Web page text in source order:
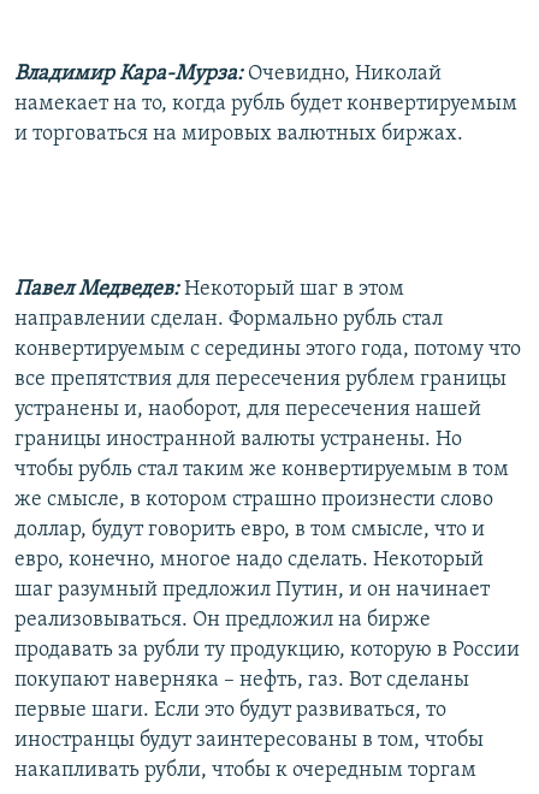
Владимир Кара-Мурза: Очевидно, Николай
намекает на то, когда рубль будет конвертируемым
и торговаться на мировых валютных биржах.
Павел Медведев:Некоторый шаг в этом
направлении сделан. Формально рубль стал
конвертируемым с середины этого года, потому что
все препятствия для пересечения рублем границы
устранены и, наоборот, для пересечения нашей
границы иностранной валюты устранены. Но
чтобы рубль стал таким же конвертируемым в том
же смысле, в котором страшно произнести слово
доллар, будут говорить евро, в том смысле, что и
евро, конечно, многое надо сделать. Некоторый
шаг разумный предложил Путин, и он начинает
реализовываться. Он предложил на бирже
продавать за рубли ту продукцию, которую в России
покупают наверняка – нефть, газ. Вот сделаны
первые шаги. Если это будут развиваться, то
иностранцы будут заинтересованы в том, чтобы
накапливать рубли, чтобы к очередным торгам